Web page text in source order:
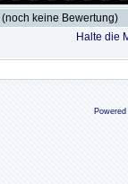
(noch keine Bewertung)
Halte die